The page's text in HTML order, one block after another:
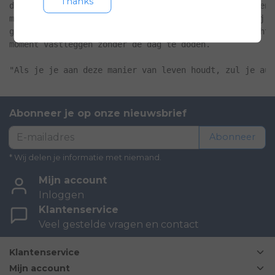
dol is op de kleine en grote prestaties van het
met hetzelfde enthousiasme dat hem overviel toen
gevuld is met tijden en plaatsen die de perfecte
moment vastleggen zonder de dag te doden.
"Als je je aan deze manier van leven houdt, zul je
Abonneer je op onze nieuwsbrief
Abonneer
* Wij delen je informatie met niemand.
Mijn account
Inloggen
Klantenservice
Veel gestelde vragen en contact
Klantenservice
Mijn account